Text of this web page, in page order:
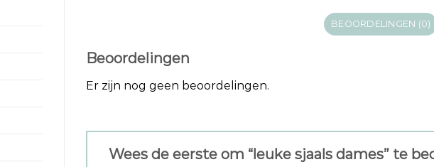
BEOORDELINGEN (0)
Beoordelingen
Er zijn nog geen beoordelingen.
Wees de eerste om “leuke sjaals dames” te